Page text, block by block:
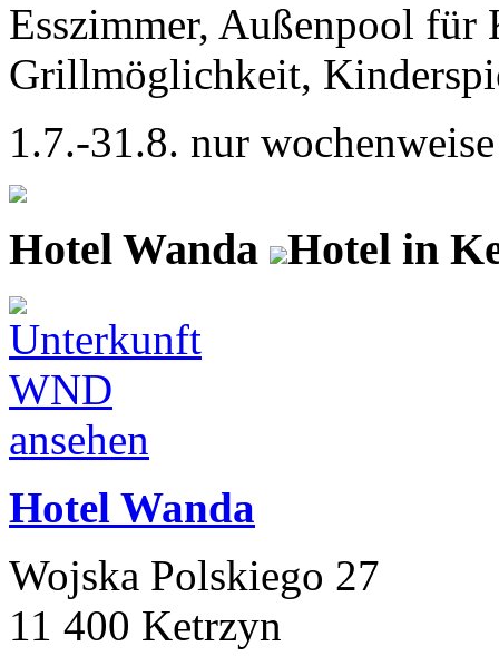
Esszimmer, Außenpool für
Grillmöglichkeit,
1.7.-31.8. nur
Hotel Wanda Hotel in
Hotel Wanda
Wojska Polskiego 27
11 400 Ketrzyn